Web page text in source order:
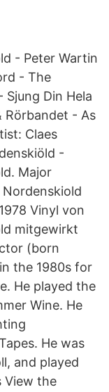
- Peter Wartin
- The
Sjung Din Hela
Rörbandet - As
Claes
-
Major
Vinyl von
mitgewirkt
(born
the 1980s for
He played the
Wine. He
He was
and played
View the